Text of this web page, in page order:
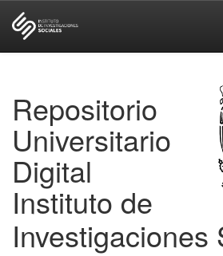
Repositorio
Universitario
Digital
Instituto de
Investigaciones